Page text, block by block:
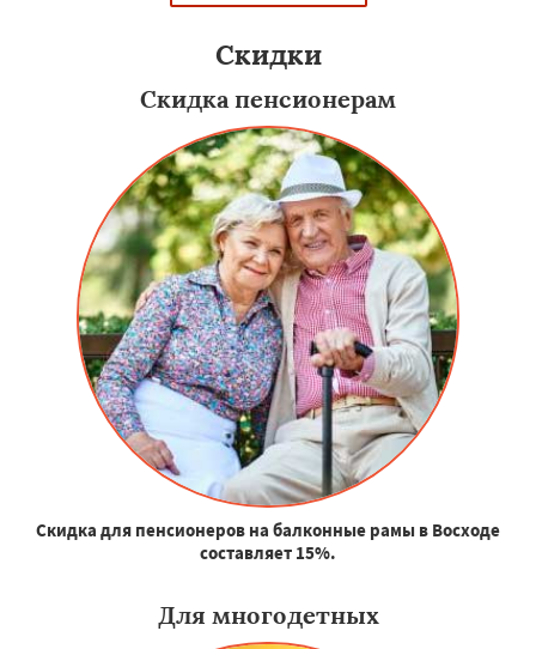
Скидки
Скидка пенсионерам
Скидка для пенсионеров на балконные рамы в Восходе
составляет 15%.
Для многодетных